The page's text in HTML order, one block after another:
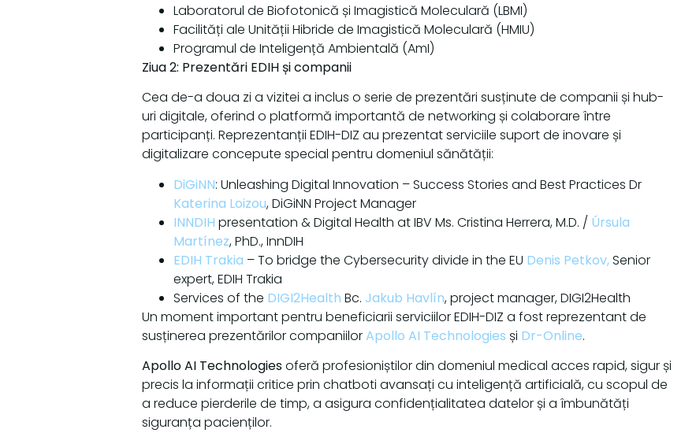
Laboratorul de Biofotonică și Imagistică Moleculară (LBMI)
Facilități ale Unității Hibride de Imagistică Moleculară (HMIU)
Programul de Inteligență Ambientală (AmI)
Ziua 2: Prezentări EDIH și companii
Cea de-a doua zi a vizitei a inclus o serie de prezentări susținute de companii și hub-
uri digitale, oferind o platformă importantă de networking și colaborare între
participanți. Reprezentanții EDIH-DIZ au prezentat serviciile suport de inovare și
digitalizare concepute special pentru domeniul sănătății:
DiGiNN: Unleashing Digital Innovation – Success Stories and Best Practices Dr
Katerina Loizou, DiGiNN Project Manager
INNDIHpresentation & Digital Health at IBV Ms. Cristina Herrera, M.D. / Úrsula
Martínez, PhD., InnDIH
EDIH Trakia – To bridge the Cybersecurity divide in the EU Denis Petkov,Senior
expert, EDIH Trakia
Services of the DIGI2Health Bc.Jakub Havlín, project manager, DIGI2Health
Un moment important pentru beneficiarii serviciilor EDIH-DIZ a fost reprezentant de
susținerea prezentărilor companiilorApollo AI Technologies și Dr-Online.
Apollo AI Technologiesoferă profesioniștilor din domeniul medical acces rapid, sigur și
precis la informații critice prin chatboti avansați cu inteligență artificială, cu scopul de
a reduce pierderile de timp, a asigura confidențialitatea datelor și a îmbunătăți
siguranța pacienților.